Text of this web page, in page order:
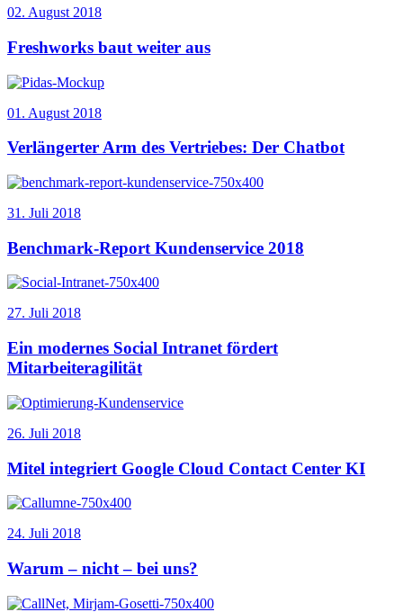
02. August 2018
Freshworks baut weiter aus
01. August 2018
Verlängerter Arm des Vertriebes: Der Chatbot
31. Juli 2018
Benchmark-Report Kundenservice 2018
27. Juli 2018
Ein modernes Social Intranet fördert
Mitarbeiteragilität
26. Juli 2018
Mitel integriert Google Cloud Contact Center KI
24. Juli 2018
Warum – nicht – bei uns?